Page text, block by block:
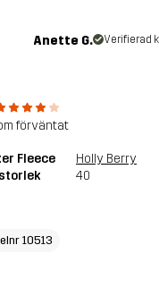
Anette G. Verifierad
förväntat
Fleece
Holly Berry
40
10513